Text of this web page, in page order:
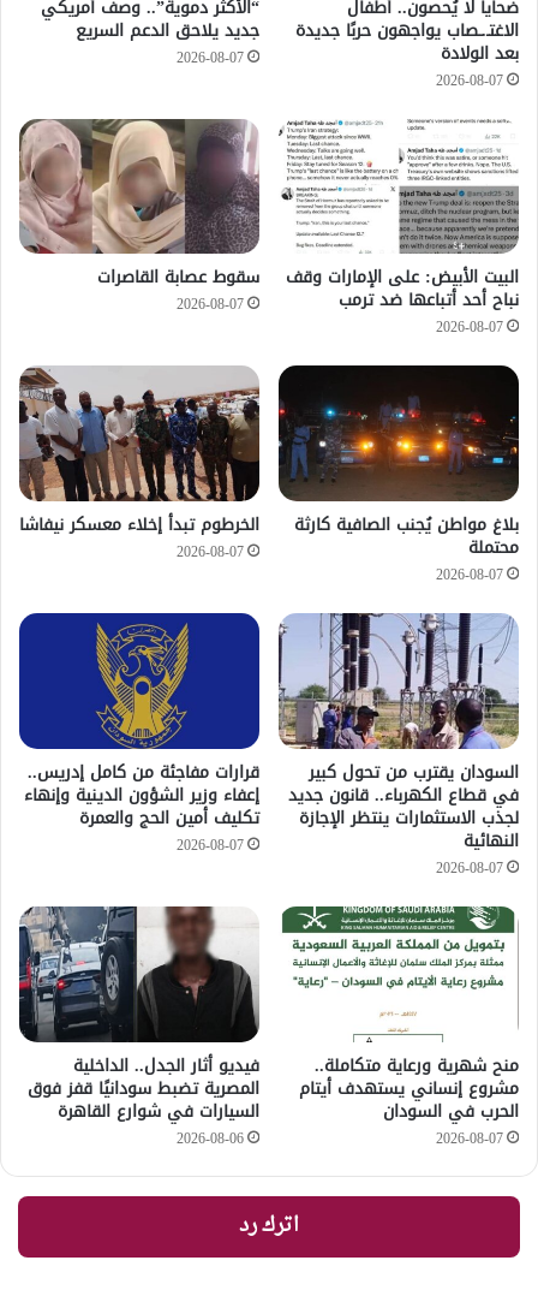
ضحايا لا يُحصون.. أطفال
الاغتـ.ـصاب يواجهون حربًا جديدة
بعد الولادة
2026-08-07
“الأكثر دموية”.. وصف أمريكي
جديد يلاحق الدعم السريع
2026-08-07
‏البيت الأبيض: على ⁧‫الإمارات‬⁩ وقف
نباح أحد أتباعها ضد ترمب
2026-08-07
سقوط عصابة القاصرات
2026-08-07
بلاغ مواطن يُجنب الصافية كارثة
محتملة
2026-08-07
الخرطوم تبدأ إخلاء معسكر نيفاشا
2026-08-07
السودان يقترب من تحول كبير
في قطاع الكهرباء.. قانون جديد
لجذب الاستثمارات ينتظر الإجازة
النهائية
2026-08-07
قرارات مفاجئة من كامل إدريس..
إعفاء وزير الشؤون الدينية وإنهاء
تكليف أمين الحج والعمرة
2026-08-07
منح شهرية ورعاية متكاملة..
مشروع إنساني يستهدف أيتام
الحرب في السودان
2026-08-07
فيديو أثار الجدل.. الداخلية
المصرية تضبط سودانيًا قفز فوق
السيارات في شوارع القاهرة
2026-08-06
اترك رد